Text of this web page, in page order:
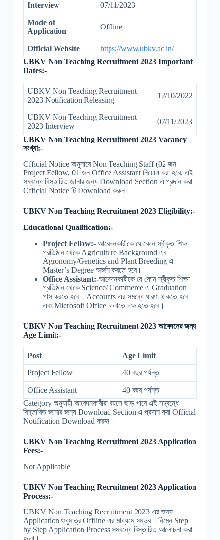
Interview 07/11/2023
Mode of
Application
Offline
Official Website
https://www.ubkv.ac.in/
UBKV Non Teaching Recruitment 2023 Important
Dates:-
UBKV Non Teaching Recruitment
2023 Notification Releasing
12/10/2022
UBKV Non Teaching Recruitment
2023 Interview
07/11/2023
UBKV Non Teaching Recruitment 2023 Vacancy
সংখ্যা:-
Official Notice অনুসারে Non Teaching Staff (02 জন
Project Fellow, 01 জন Office Assistant নিয়োগ করা হবে, এই
সম্বন্ধে বিস্তারিত জানার জন্য Download Section এ প্রদান করা
Official Notice টি Download করুন।
UBKV Non Teaching Recruitment 2023 Eligibility:-
Educational Qualification:-
Project Fellow:-আবেদনকারীকে যে কোন স্বীকৃত শিক্ষা
প্রতিষ্ঠান থেকে Agriculture Background এর
Agronomy/Genetics and Plant Breeding এ
Master’s Degree অর্জন করতে হবে।
Office Assistant:-আবেদনকারীকে যে কোন স্বীকৃত শিক্ষা
প্রতিষ্ঠান থেকে Science/ Commerce এ Graduation
পাস করতে হবে। Accounts এর সমন্ধে ধারণা থাকতে হবে
এবং Microsoft Office চালাতে দক্ষ হতে হবে।
UBKV Non Teaching Recruitment 2023 আবেদনের জন্য
Age Limit:-
Post Age Limit
Project Fellow 40 বছর পর্যন্ত
Office Assistant
40 বছর পর্যন্ত
Category অনুযায়ী আবেদনকারীরা বয়সে ছাড় পাবে এই সম্বন্ধে
বিস্তারিত জানার জন্য Download Section এ প্রদান করা Official
Notification Download করুন।
UBKV Non Teaching Recruitment 2023 Application
Fees:-
Not Applicable
UBKV Non Teaching Recruitment 2023 Application
Process:-
UBKV Non Teaching Recruitment 2023 এর জন্য
Application শুধুমাত্র Offline এর মাধ্যমে সম্ভব ।নিম্নে Step
by Step Application Process সম্বন্ধে বিস্তারিত আলোচনা করা